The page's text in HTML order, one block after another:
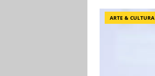
ARTE & CULTURA